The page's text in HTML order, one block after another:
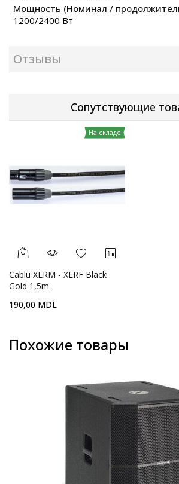
1200/2400 Вт
Отзывы
Сопутствующие
На складе
Cablu XLRM - XLRF Black
Gold 1,5m
190,00 MDL
Похожие товары